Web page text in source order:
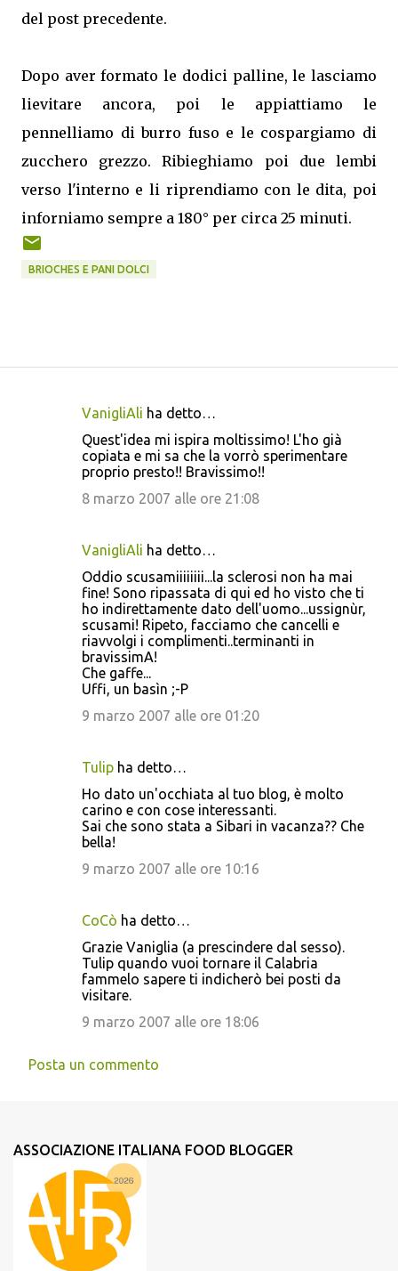
del post precedente.
Dopo aver formato le dodici palline, le lasciamo
lievitare ancora, poi le appiattiamo le
pennelliamo di burro fuso e le cospargiamo di
zucchero grezzo. Ribieghiamo poi due lembi
verso l'interno e li riprendiamo con le dita, poi
inforniamo sempre a 180° per circa 25 minuti.
BRIOCHES E PANI DOLCI
VanigliAli ha detto…
Quest'idea mi ispira moltissimo! L'ho già
copiata e mi sa che la vorrò sperimentare
proprio presto!! Bravissimo!!
8 marzo 2007 alle ore 21:08
VanigliAli ha detto…
Oddio scusamiiiiiiii...la sclerosi non ha mai
fine! Sono ripassata di qui ed ho visto che ti
ho indirettamente dato dell'uomo...ussignùr,
scusami! Ripeto, facciamo che cancelli e
riavvolgi i complimenti..terminanti in
bravissimA!
Che gaffe...
Uffi, un basìn ;-P
9 marzo 2007 alle ore 01:20
Tulip ha detto…
Ho dato un'occhiata al tuo blog, è molto
carino e con cose interessanti.
Sai che sono stata a Sibari in vacanza?? Che
bella!
9 marzo 2007 alle ore 10:16
CoCò ha detto…
Grazie Vaniglia (a prescindere dal sesso).
Tulip quando vuoi tornare il Calabria
fammelo sapere ti indicherò bei posti da
visitare.
9 marzo 2007 alle ore 18:06
Posta un commento
ASSOCIAZIONE ITALIANA FOOD BLOGGER